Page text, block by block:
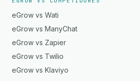
eGrow vs Wati
eGrow vs ManyChat
eGrow vs Zapier
eGrow vs Twilio
eGrow vs Klaviyo